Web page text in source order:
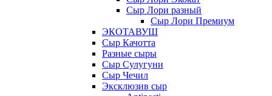
Сыр Лори разный
Сыр Лори Премиум
ЭКОТАВУШ
Сыр Качотта
Разные сыры
Сыр Сулугуни
Сыр Чечил
Эксклюзив сыр